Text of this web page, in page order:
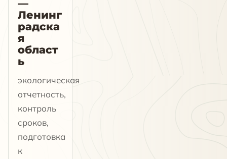
—
Ленинг
радска
я
област
ь
экологическая
отчетность,
контроль
сроков,
подготовка
к